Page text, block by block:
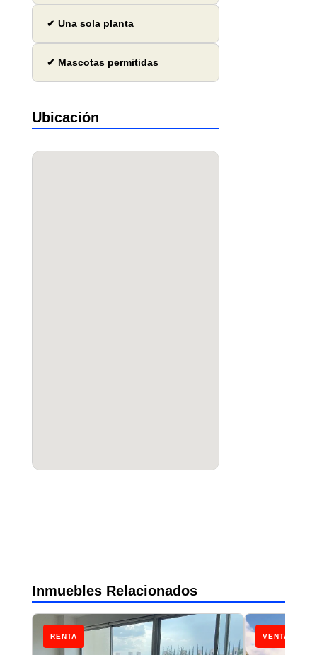
✔ Una sola planta
✔ Mascotas permitidas
Ubicación
Inmuebles Relacionados
RENTA VENTA